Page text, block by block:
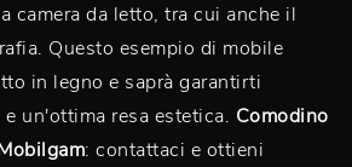
camera da letto, tra cui anche il
Questo esempio di mobile
in legno e saprà garantirti
un'ottima resa estetica. Comodino
: contattaci e ottieni